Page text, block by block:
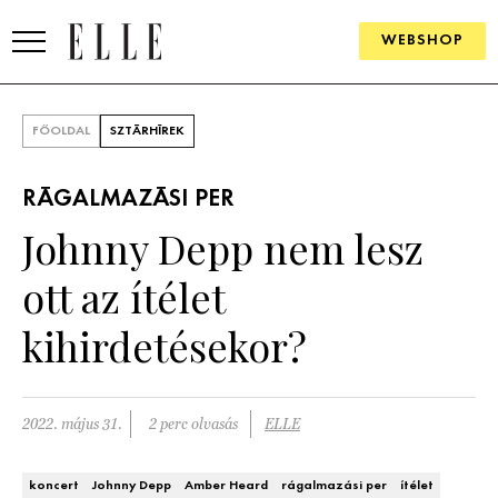
WEBSHOP
SZÉPSÉG
ÉLETMÓD
PÁRKAPCSOLAT
FŐOLDAL SZTÁRHÍREK
RÁGALMAZÁSI PER
Johnny Depp nem lesz
ott az ítélet
kihirdetésekor?
2022. május 31. 2 perc olvasás ELLE
koncert Johnny Depp Amber Heard rágalmazási per ítélet